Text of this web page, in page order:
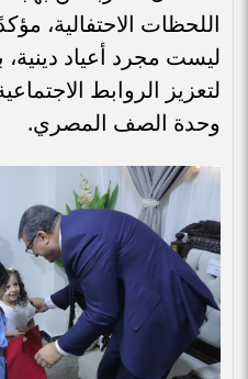
اللحظات الاحتفالية،
ليست مجرد أعياد
لتعزيز الروابط
وحدة الصف المصري.